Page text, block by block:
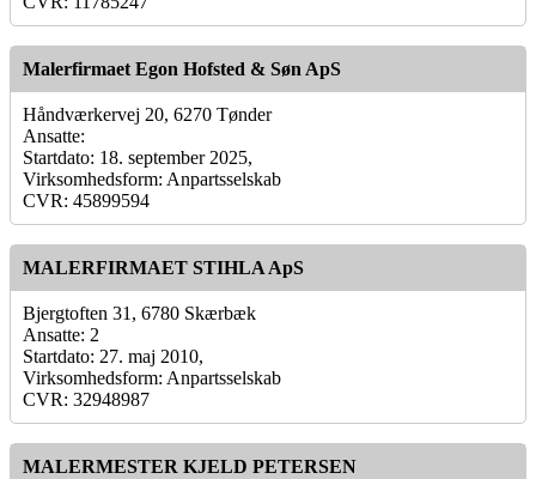
Malerfirmaet Egon Hofsted & Søn ApS
Håndværkervej 20, 6270 Tønder
Ansatte:
Startdato: 18. september 2025,
Virksomhedsform: Anpartsselskab
CVR: 45899594
MALERFIRMAET STIHLA ApS
Bjergtoften 31, 6780 Skærbæk
Ansatte: 2
Startdato: 27. maj 2010,
Virksomhedsform: Anpartsselskab
CVR: 32948987
MALERMESTER KJELD PETERSEN